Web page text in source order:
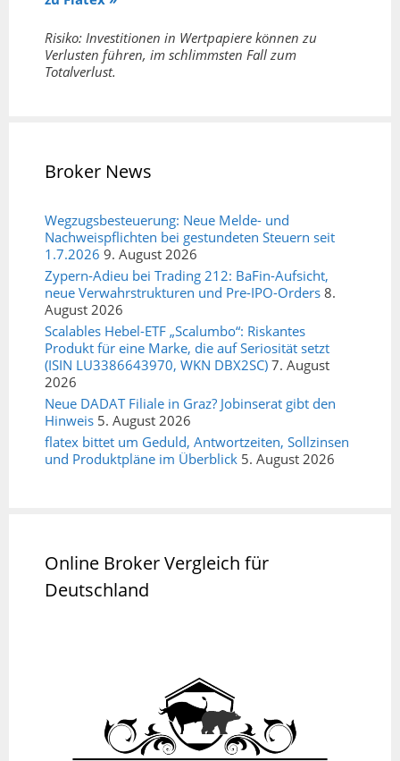
Risiko: Investitionen in Wertpapiere können zu
Verlusten führen, im schlimmsten Fall zum
Totalverlust.
Broker News
Wegzugsbesteuerung: Neue Melde- und
Nachweispflichten bei gestundeten Steuern seit
1.7.2026 9. August 2026
Zypern-Adieu bei Trading 212: BaFin-Aufsicht,
neue Verwahrstrukturen und Pre-IPO-Orders 8.
August 2026
Scalables Hebel-ETF „Scalumbo“: Riskantes
Produkt für eine Marke, die auf Seriosität setzt
(ISIN LU3386643970, WKN DBX2SC) 7. August
2026
Neue DADAT Filiale in Graz? Jobinserat gibt den
Hinweis 5. August 2026
flatex bittet um Geduld, Antwortzeiten, Sollzinsen
und Produktpläne im Überblick 5. August 2026
Online Broker Vergleich für
Deutschland